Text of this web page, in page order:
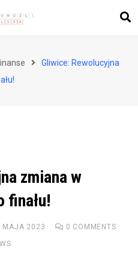
Gliwice: Rewolucyjna
zmiana w
finału!
MAJA 2023 0 COMMENTS